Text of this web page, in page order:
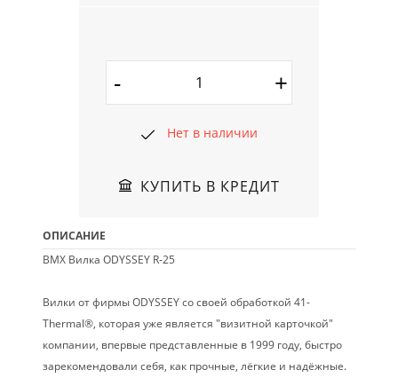
- +
Нет в наличии
КУПИТЬ В КРЕДИТ
ОПИСАНИЕ
BMX Вилка ODYSSEY R-25
Вилки от фирмы ODYSSEY со своей обработкой 41-
Thermal®, которая уже является "визитной карточкой"
компании, впервые представленные в 1999 году, быстро
зарекомендовали себя, как прочные, лёгкие и надёжные.